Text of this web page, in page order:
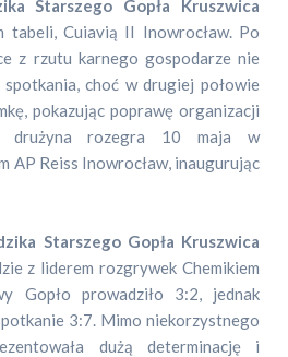
Starszego Gopła Kruszwica
tabeli, Cuiavią II Inowrocław. Po
z rzutu karnego gospodarze nie
choć w drugiej połowie
pokazując poprawę organizacji
drużyna rozegra 10 maja w
AP Reiss Inowrocław, inaugurując
Starszego Gopła Kruszwica
z liderem rozgrywek Chemikiem
Gopło prowadziło 3:2, jednak
3:7. Mimo niekorzystnego
dużą determinację i